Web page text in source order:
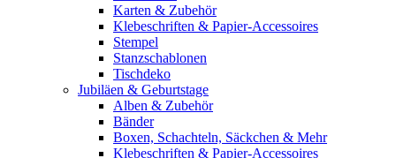
Karten & Zubehör
Klebeschriften & Papier-Accessoires
Stempel
Stanzschablonen
Tischdeko
Jubiläen & Geburtstage
Alben & Zubehör
Bänder
Boxen, Schachteln, Säckchen & Mehr
Klebeschriften & Papier-Accessoires